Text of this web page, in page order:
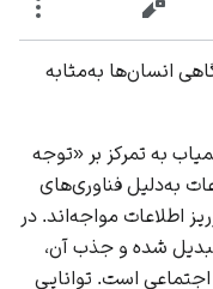
نمایش مبدأ
انسان‌ها به‌مثابه
به تمرکز بر «توجه
به‌دلیل فناوری‌های
اطلاعات مواجه‌اند. در
شده و جذب آن،
است. توانایی